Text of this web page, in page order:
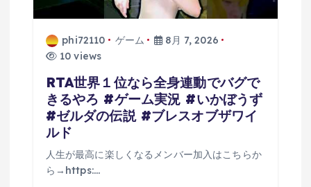
phi72110 ゲーム
8月 7, 2026
10 views
RTA世界１位なら全身連動でバグで
きるやろ #ゲーム実況 #いかぼうず
#ゼルダの伝説 #ブレスオブザワイ
ルド
人生が最高に楽しくなるメンバー加入はこちらか
ら→https:…